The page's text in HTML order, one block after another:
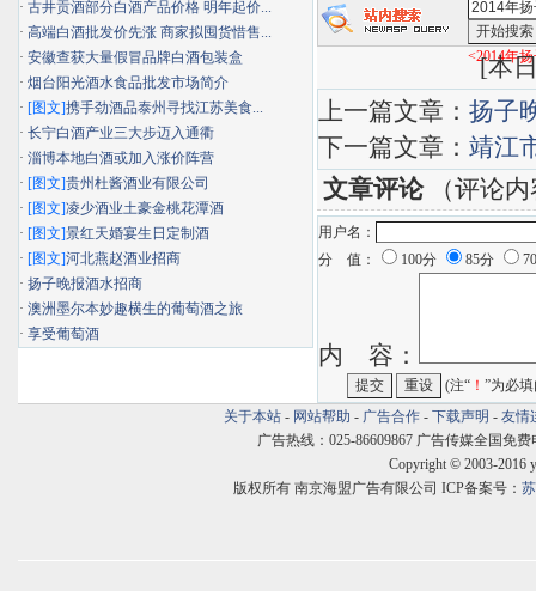
<2014年
[本
上一篇文章： 扬子
下一篇文章： 靖江
文章评论（评论内
用户名：
分 值：
100分 85分
内 容：
(注“ ！ ”为必
· 古井贡酒部分白酒产品价格 明年起价...
· 高端白酒批发价先涨 商家拟囤货惜售...
· 安徽查获大量假冒品牌白酒包装盒
· 烟台阳光酒水食品批发市场简介
· [图文]携手劲酒品泰州寻找江苏美食...
· 长宁白酒产业三大步迈入通衢
· 淄博本地白酒或加入涨价阵营
· [图文]贵州杜酱酒业有限公司
· [图文]凌少酒业土豪金桃花潭酒
· [图文]景红天婚宴生日定制酒
· [图文]河北燕赵酒业招商
· 扬子晚报酒水招商
· 澳洲墨尔本妙趣横生的葡萄酒之旅
· 享受葡萄酒
关于本站 - 网站帮助 - 广告合作 - 下载声明 - 友情
广告热线：025-86609867 广告传媒全国免费
Copyright © 2003-2016
版权所有 南京海盟广告有限公司 ICP备案号：